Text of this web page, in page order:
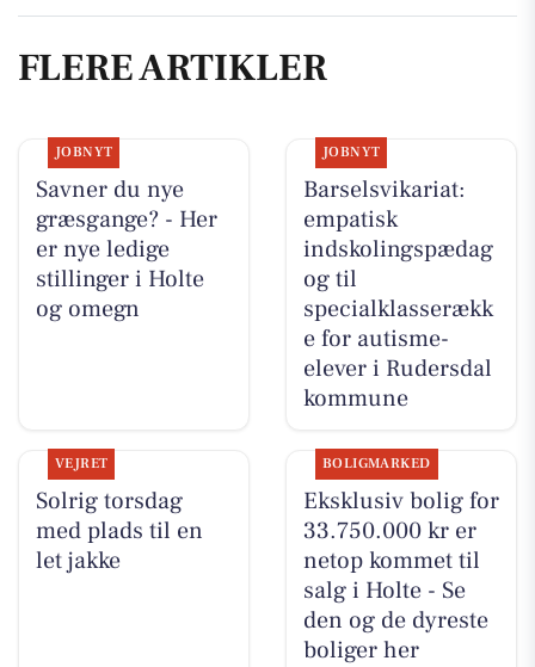
FLERE ARTIKLER
JOBNYT
Savner du nye
græsgange? - Her
er nye ledige
stillinger i Holte
og omegn
JOBNYT
Barselsvikariat:
empatisk
indskolingspædag
og til
specialklasserækk
e for autisme-
elever i Rudersdal
kommune
VEJRET
Solrig torsdag
med plads til en
let jakke
BOLIGMARKED
Eksklusiv bolig for
33.750.000 kr er
netop kommet til
salg i Holte - Se
den og de dyreste
boliger her